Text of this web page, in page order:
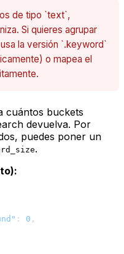
de tipo `text`,
Si quieres agrupar
la versión `.keyword`
o mapea el
cuántos buckets
devuelva. Por
puedes poner un
.
: 0 ,